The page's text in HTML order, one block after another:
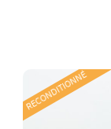
RECONDITIONNÉ